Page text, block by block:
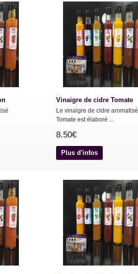
Vinaigre de cidre Tomate
Le vinaigre de cidre aromatisé
Tomate est élaboré ...
8.50€
Plus d'infos